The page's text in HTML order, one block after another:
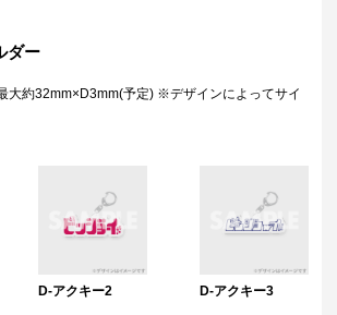
ダー
大約32mm×D3mm(予定) ※デザインによってサイ
D-アクキー2 D-アクキー3